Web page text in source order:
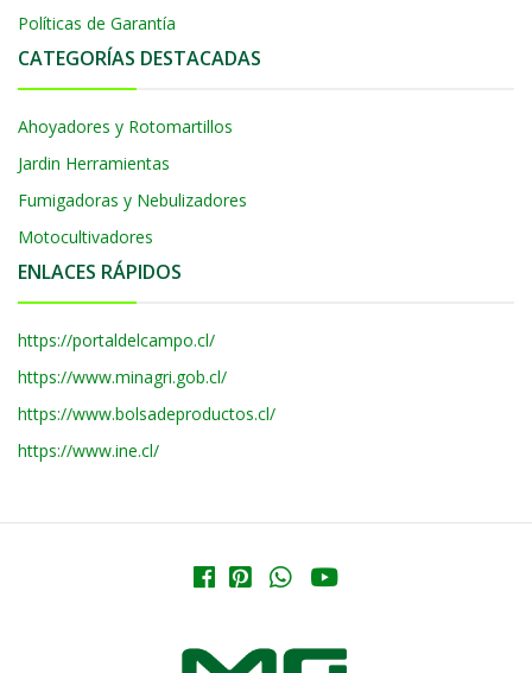
Políticas de Garantía
CATEGORÍAS DESTACADAS
Ahoyadores y Rotomartillos
Jardin Herramientas
Fumigadoras y Nebulizadores
Motocultivadores
ENLACES RÁPIDOS
https://portaldelcampo.cl/
https://www.minagri.gob.cl/
https://www.bolsadeproductos.cl/
https://www.ine.cl/